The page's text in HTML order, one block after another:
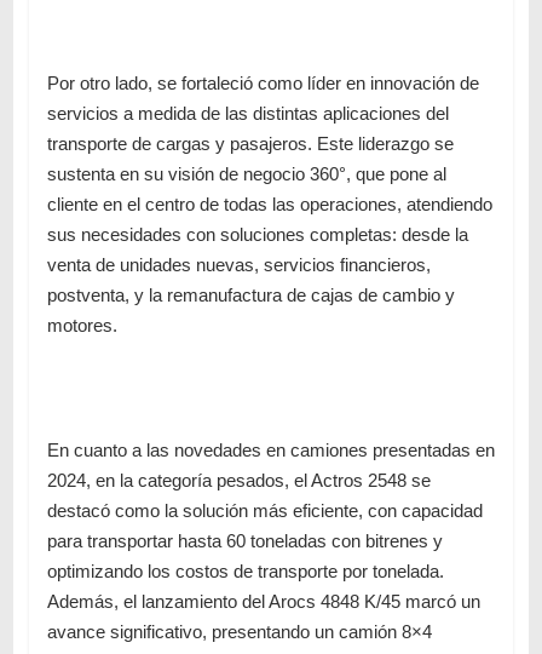
Por otro lado, se fortaleció como líder en innovación de
servicios a medida de las distintas aplicaciones del
transporte de cargas y pasajeros. Este liderazgo se
sustenta en su visión de negocio 360°, que pone al
cliente en el centro de todas las operaciones, atendiendo
sus necesidades con soluciones completas: desde la
venta de unidades nuevas, servicios financieros,
postventa, y la remanufactura de cajas de cambio y
motores.
En cuanto a las novedades en camiones presentadas en
2024, en la categoría pesados, el Actros 2548 se
destacó como la solución más eficiente, con capacidad
para transportar hasta 60 toneladas con bitrenes y
optimizando los costos de transporte por tonelada.
Además, el lanzamiento del Arocs 4848 K/45 marcó un
avance significativo, presentando un camión 8×4